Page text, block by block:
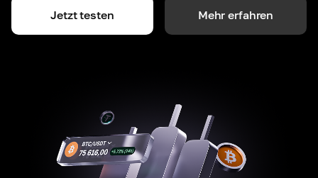
Jetzt testen Mehr erfahren